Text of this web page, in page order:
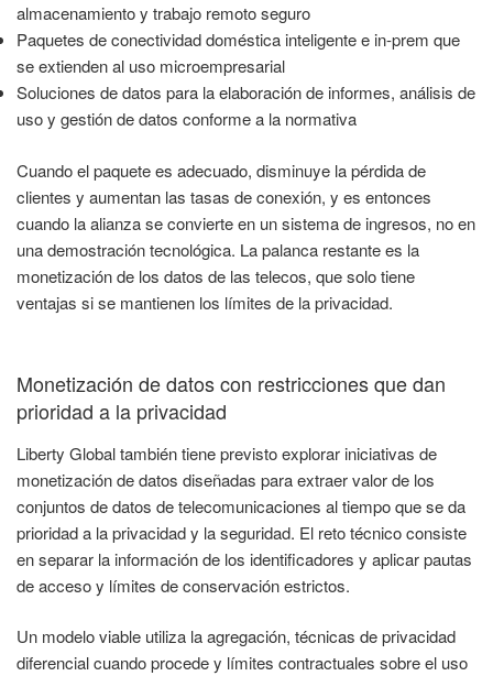
almacenamiento y trabajo remoto seguro
Paquetes de conectividad doméstica inteligente e in-prem que
se extienden al uso microempresarial
Soluciones de datos para la elaboración de informes, análisis de
uso y gestión de datos conforme a la normativa
Cuando el paquete es adecuado, disminuye la pérdida de
clientes y aumentan las tasas de conexión, y es entonces
cuando la alianza se convierte en un sistema de ingresos, no en
una demostración tecnológica. La palanca restante es la
monetización de los datos de las telecos, que solo tiene
ventajas si se mantienen los límites de la privacidad.
Monetización de datos con restricciones que dan
prioridad a la privacidad
Liberty Global también tiene previsto explorar iniciativas de
monetización de datos diseñadas para extraer valor de los
conjuntos de datos de telecomunicaciones al tiempo que se da
prioridad a la privacidad y la seguridad. El reto técnico consiste
en separar la información de los identificadores y aplicar pautas
de acceso y límites de conservación estrictos.
Un modelo viable utiliza la agregación, técnicas de privacidad
diferencial cuando procede y límites contractuales sobre el uso